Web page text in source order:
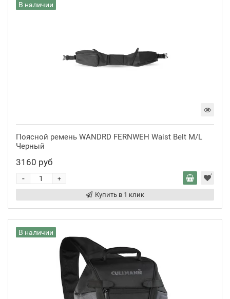
В наличии
Поясной ремень WANDRD FERNWEH Waist Belt M/L
Черный
3160 руб
+
-
Купить в 1 клик
В наличии